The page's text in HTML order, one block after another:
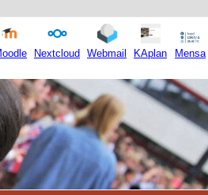
Nextcloud Webmail KAplan Mensa